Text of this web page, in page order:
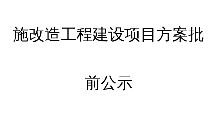
施改造工程建设项目方案批
前公示